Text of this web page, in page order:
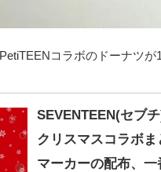
PetiTEENコラボのドーナツ
SEVENTEEN(セブ
クリスマスコラボ
マーカーの配布、